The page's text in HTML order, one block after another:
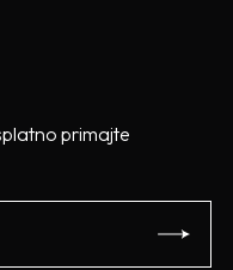
primajte